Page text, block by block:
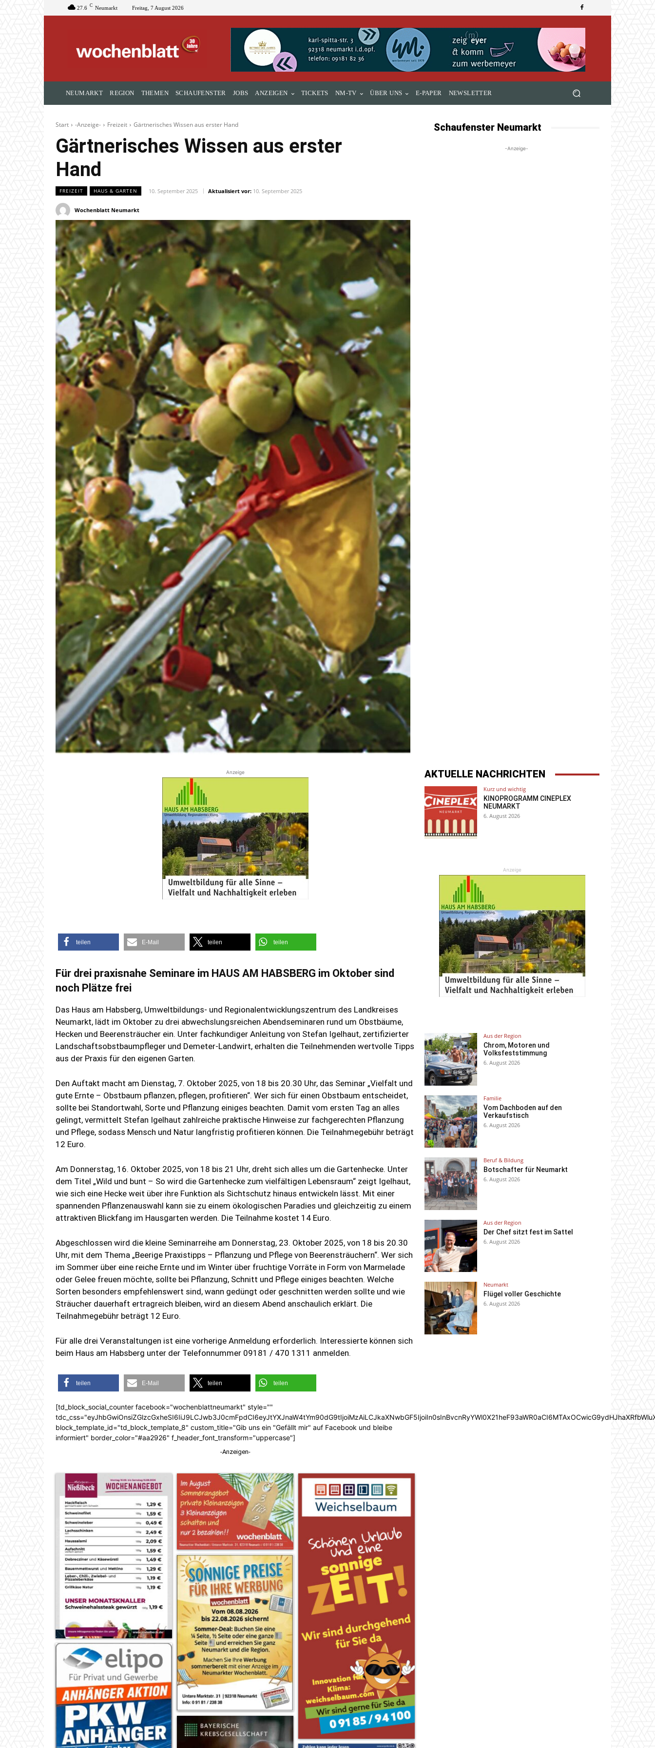
27.6 C Neumarkt Freitag, 7 August 2026
NEUMARKT REGION THEMEN SCHAUFENSTER JOBS ANZEIGEN TICKETS NM-TV ÜBER UNS E-PAPER NEWSLETTER
Start -Anzeige- Freizeit Gärtnerisches Wissen aus erster Hand
Gärtnerisches Wissen aus erster
Hand
FREIZEIT HAUS & GARTEN 10. September 2025 Aktualisiert vor: 10. September 2025
Wochenblatt Neumarkt
Schaufenster Neumarkt
-Anzeige-
Anzeige
teilen E-Mail teilen teilen
Für drei praxisnahe Seminare im HAUS AM HABSBERG im Oktober sind
noch Plätze frei
Das Haus am Habsberg, Umweltbildungs- und Regionalentwicklungszentrum des Landkreises
Neumarkt, lädt im Oktober zu drei abwechs­lungsreichen Abend­s­emi­naren rund um Obst­bäume,
Hecken und Beerensträucher ein. Unter fachkundiger Anleitung von Stefan Igelhaut, zertifizierter
Landschaftsobstbaumpfleger und Demeter-Landwirt, erhalten die Teilnehmenden wertvolle Tipps
aus der Praxis für den eigenen Garten.
Den Auftakt macht am Dienstag, 7. Oktober 2025, von 18 bis 20.30 Uhr, das Seminar „Vielfalt und
gute Ernte – Obstbaum pflanzen, pflegen, profitieren“. Wer sich für einen Obstbaum entscheidet,
sollte bei Standortwahl, Sorte und Pflanzung einiges beachten. Damit vom ersten Tag an alles
gelingt, vermittelt Stefan Igelhaut zahlreiche praktische Hinweise zur fachgerechten Pflanzung
und Pflege, sodass Mensch und Natur langfristig profitieren können. Die Teilnahmegebühr beträgt
12 Euro.
Am Donnerstag, 16. Oktober 2025, von 18 bis 21 Uhr, dreht sich alles um die Gartenhecke. Unter
dem Titel „Wild und bunt – So wird die Gartenhecke zum vielfältigen Lebensraum“ zeigt Igelhaut,
wie sich eine Hecke weit über ihre Funktion als Sichtschutz hinaus entwickeln lässt. Mit einer
spannenden Pflanzenauswahl kann sie zu einem ökologischen Paradies und gleichzeitig zu einem
attraktiven Blickfang im Hausgarten werden. Die Teilnahme kostet 14 Euro.
Abgeschlossen wird die kleine Seminarreihe am Donnerstag, 23. Oktober 2025, von 18 bis 20.30
Uhr, mit dem Thema „Beerige Praxistipps – Pflanzung und Pflege von Beerensträuchern“. Wer sich
im Sommer über eine reiche Ernte und im Winter über fruchtige Vorräte in Form von Marmelade
oder Gelee freuen möchte, sollte bei Pflanzung, Schnitt und Pflege einiges beachten. Welche
Sorten besonders empfehlenswert sind, wann gedüngt oder geschnitten werden sollte und wie
Sträucher dauerhaft ertragreich bleiben, wird an diesem Abend anschaulich erklärt. Die
Teilnahmegebühr beträgt 12 Euro.
Für alle drei Veranstaltungen ist eine vorherige Anmeldung erforderlich. Interessierte können sich
beim Haus am Habsberg unter der Telefonnummer 09181 / 470 1311 anmelden.
teilen E-Mail teilen teilen
[td_block_social_counter facebook="wochenblattneumarkt" style=""
block_template_id="td_block_template_8" custom_title="Gib uns ein "Gefällt mir" auf Facebook und bleibe
informiert" border_color="#aa2926" f_header_font_transform="uppercase"]
-Anzeigen-
AKTUELLE NACHRICHTEN
Kurz und wichtig
KINOPROGRAMM CINEPLEX
NEUMARKT
6. August 2026
Anzeige
Aus der Region
Chrom, Motoren und
Volksfeststimmung
6. August 2026
Familie
Vom Dachboden auf den
Verkaufstisch
6. August 2026
Beruf & Bildung
Botschafter für Neumarkt
6. August 2026
Aus der Region
Der Chef sitzt fest im Sattel
6. August 2026
Neumarkt
Flügel voller Geschichte
6. August 2026